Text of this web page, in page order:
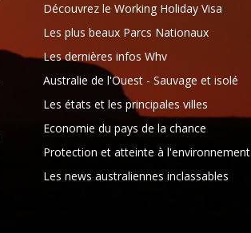
Découvrez le Working Holiday Visa
Les plus beaux Parcs Nationaux
Les dernières infos Whv
Australie de l'Ouest - Sauvage et isolé
Les états et les principales villes
Economie du pays de la chance
Protection et atteinte à l'environnement
Les news australiennes inclassables